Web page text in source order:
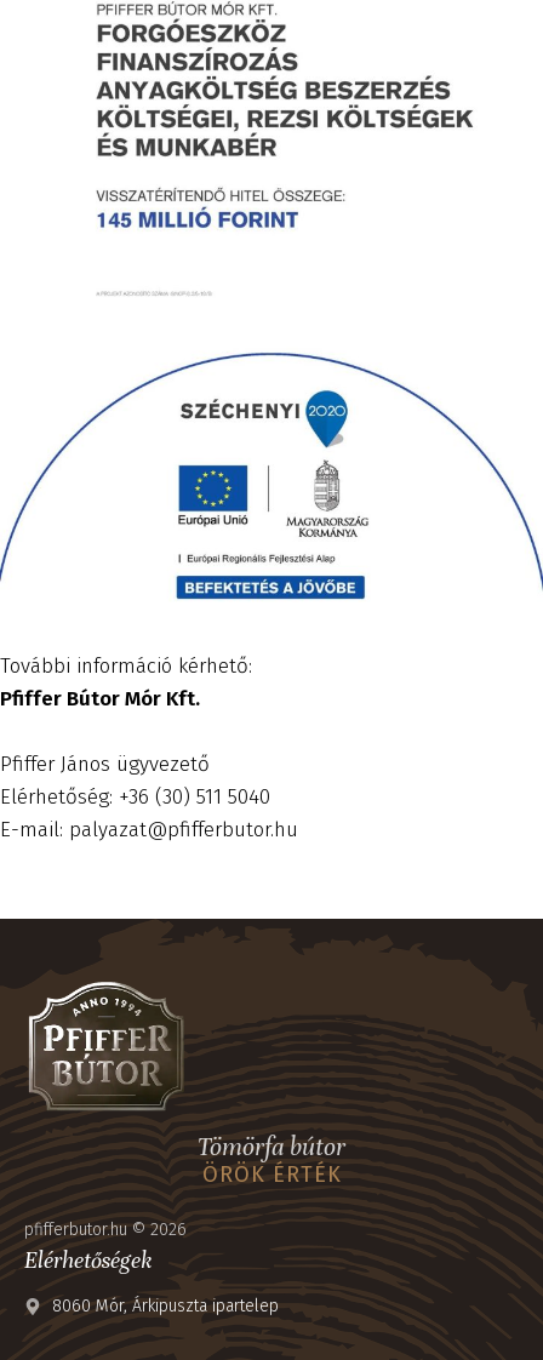
További információ kérhető:
Pfiffer Bútor Mór Kft.
Pfiffer János ügyvezető
Elérhetőség: +36 (30) 511 5040
E-mail: palyazat@pfifferbutor.hu
Tömörfa bútor
ÖRÖK ÉRTÉK
pfifferbutor.hu © 2026
Elérhetőségek
8060 Mór, Árkipuszta ipartelep